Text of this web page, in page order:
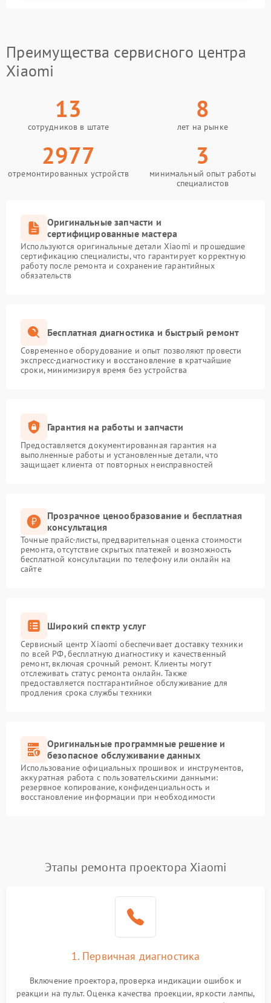
Преимущества сервисного центра
Xiaomi
13
сотрудников в штате
8
лет на рынке
2977
отремонтированных устройств
3
минимальный опыт работы
специалистов
Оригинальные запчасти и
сертифицированные мастера
Используются оригинальные детали Xiaomi и прошедшие
сертификацию специалисты, что гарантирует корректную
работу после ремонта и сохранение гарантийных
обязательств
Бесплатная диагностика и быстрый ремонт
Современное оборудование и опыт позволяют провести
экспресс-диагностику и восстановление в кратчайшие
сроки, минимизируя время без устройства
Гарантия на работы и запчасти
Предоставляется документированная гарантия на
выполненные работы и установленные детали, что
защищает клиента от повторных неисправностей
Прозрачное ценообразование и бесплатная
консультация
Точные прайс-листы, предварительная оценка стоимости
ремонта, отсутствие скрытых платежей и возможность
бесплатной консультации по телефону или онлайн на
сайте
Широкий спектр услуг
Сервисный центр Xiaomi обеспечивает доставку техники
по всей РФ, бесплатную диагностику и качественный
ремонт, включая срочный ремонт. Клиенты могут
отслеживать статус ремонта онлайн. Также
предоставляется постгарантийное обслуживание для
продления срока службы техники
Оригинальные программные решение и
безопасное обслуживание данных
Использование официальных прошивок и инструментов,
аккуратная работа с пользовательскими данными:
резервное копирование, конфиденциальность и
восстановление информации при необходимости
Этапы ремонта проектора Xiaomi
1. Первичная диагностика
Включение проектора, проверка индикации ошибок и
реакции на пульт. Оценка качества проекции, яркости лампы,